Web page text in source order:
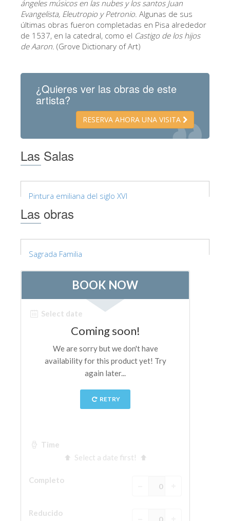
El Taller de las Piedras Duras
Museo Galileo
Jardín de Boboli
Santa Maria Novella
Santa Croce
Reserve ahora
Sólo billetes con entrada rápida
ES
FRANÇAIS
ESPAÑOL
ángeles músicos en las nubes y los santos Juan
Evangelista, Eleutropio y Petronio. Algunas de sus
últimas obras fueron completadas en Pisa alrededor
de 1537, en la catedral, como el Castigo de los hijos
de Aaron. (Grove Dictionary of Art)
¿Quieres ver las obras de este
artista?
RESERVA AHORA UNA VISITA
Las Salas
Pintura emiliana del siglo XVI
Las obras
Sagrada Familia